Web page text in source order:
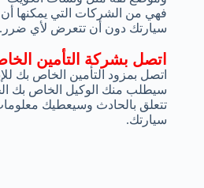
اتصل بشركة التأمين
اتصل بمزود التأمين الخاص بك
سيطلب منك الوكيل الخاص بك
تتعلق بالحادث وسيعطيك
سيارتك.
فهي من الشركات التي يمكنها
سيارتك دون أن تتعرض لأي ضرر.